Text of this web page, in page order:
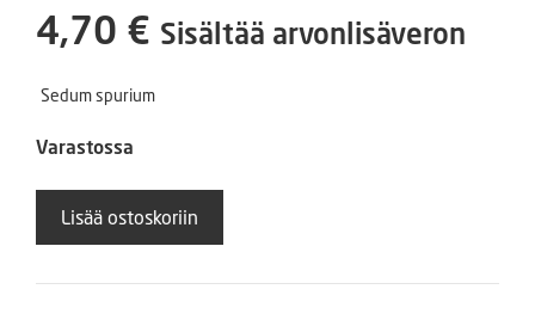
4,70 € Sisältää arvonlisäveron
Sedum spurium
Varastossa
Sedum
Fett
Lisää ostoskoriin